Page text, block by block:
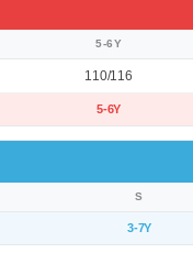
5-6Y
110/116
5-6Y
S
3-7Y